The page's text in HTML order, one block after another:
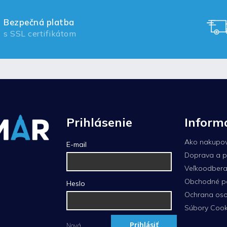
Bezpečná platba
s SSL certifikátom
Prihlásenie
E-mail
Heslo
Ako
Doprava a
Obchodné
Ochrana
Súbory